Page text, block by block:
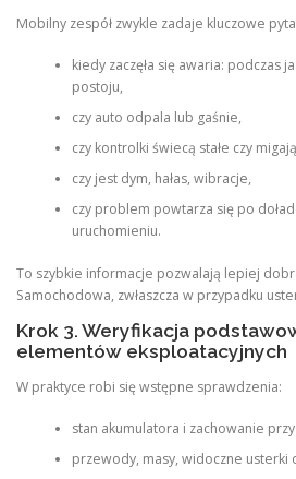
Mobilny zespół zwykle zadaje kluczowe
kiedy zaczęła się awaria: podczas
postoju,
czy auto odpala lub gaśnie,
czy kontrolki świecą stałe czy
czy jest dym, hałas, wibracje,
czy problem powtarza się po
uruchomieniu.
To szybkie informacje pozwalają lepiej
Samochodowa, zwłaszcza w przypadku
Krok 3. Weryfikacja
elementów eksploatacyjnych
W praktyce robi się wstępne sprawdzenia:
stan akumulatora i zachowanie
przewody, masy, widoczne usterki